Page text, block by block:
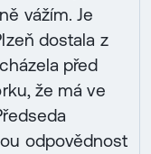
vážím. Je
dostala z
před
že má ve
odpovědnost